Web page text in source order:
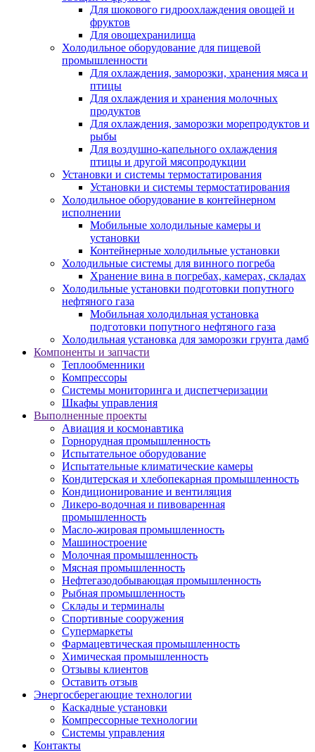
Для шокового гидроохлаждения овощей и
фруктов
Для овощехранилища
Холодильное оборудование для пищевой
промышленности
Для охлаждения, заморозки, хранения мяса и
птицы
Для охлаждения и хранения молочных
продуктов
Для охлаждения, заморозки морепродуктов и
рыбы
Для воздушно-капельного охлаждения
птицы и другой мясопродукции
Установки и системы термостатирования
Установки и системы термостатирования
Холодильное оборудование в контейнерном
исполнении
Мобильные холодильные камеры и
установки
Контейнерные холодильные установки
Холодильные системы для винного погреба
Хранение вина в погребах, камерах, складах
Холодильные установки подготовки попутного
нефтяного газа
Мобильная холодильная установка
подготовки попутного нефтяного газа
Холодильная установка для заморозки грунта дамб
Компоненты и запчасти
Теплообменники
Компрессоры
Системы мониторинга и диспетчеризации
Шкафы управления
Выполненные проекты
Авиация и космонавтика
Горнорудная промышленность
Испытательное оборудование
Испытательные климатические камеры
Кондитерская и хлебопекарная промышленность
Кондиционирование и вентиляция
Ликеро-водочная и пивоваренная
промышленность
Масло-жировая промышленность
Машиностроение
Молочная промышленность
Мясная промышленность
Нефтегазодобывающая промышленность
Рыбная промышленность
Склады и терминалы
Спортивные сооружения
Супермаркеты
Фармацевтическая промышленность
Химическая промышленность
Отзывы клиентов
Оставить отзыв
Энергосберегающие технологии
Каскадные установки
Компрессорные технологии
Системы управления
Контакты